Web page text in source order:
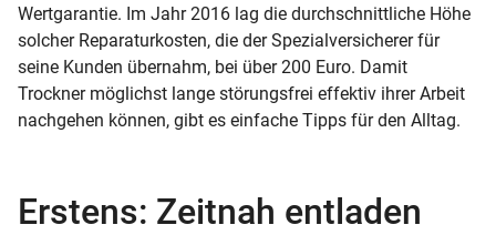
Wertgarantie. Im Jahr 2016 lag die durchschnittliche Höhe
solcher Reparaturkosten, die der Spezialversicherer für
seine Kunden übernahm, bei über 200 Euro. Damit
Trockner möglichst lange störungsfrei effektiv ihrer Arbeit
nachgehen können, gibt es einfache Tipps für den Alltag.
Erstens: Zeitnah entladen